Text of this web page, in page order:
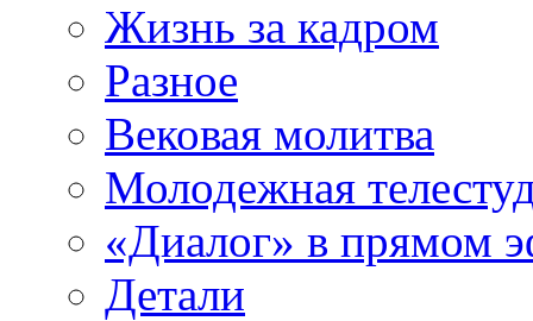
Жизнь за кадром
Разное
Вековая молитва
Молодежная
«Диалог» в прямом
Детали